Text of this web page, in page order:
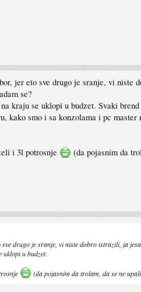
jer eto sve drugo je sranje, vi
se?
kraju se uklopi u budzet. Svaki
kako smo i sa konzolama i pc
i 3l potrosnje (da pojasnim da
drugo je sranje, vi niste dobro istrazili, ja
uklopi u budzet.
(da pojasnim da trolam, da se ne